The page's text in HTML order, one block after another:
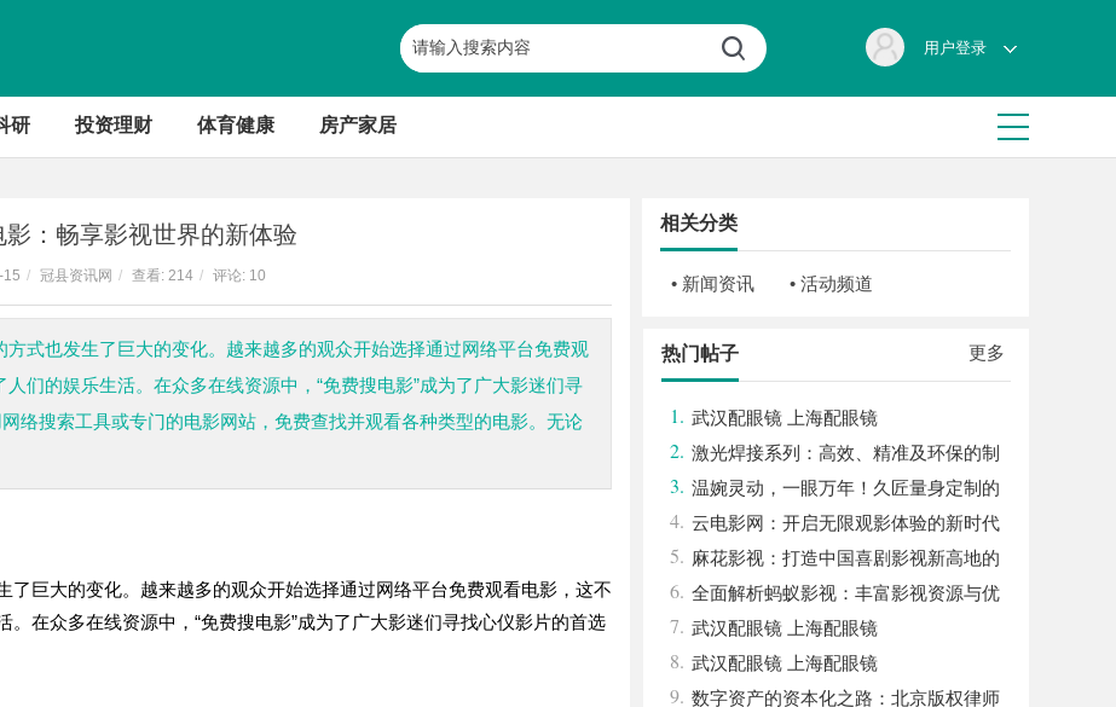
用户登录
研 投资理财 体育健康 房产家居
影：畅享影视世界的新体验
15 / 冠县资讯网 / 查看: 214 / 评论: 10
式也发生了巨大的变化。越来越多的观众开始选择通过网络平台免费观
们的娱乐生活。在众多在线资源中，“免费搜电影”成为了广大影迷们寻
络搜索工具或专门的电影网站，免费查找并观看各种类型的电影。无论
了巨大的变化。越来越多的观众开始选择通过网络平台免费观看电影，这不
在众多在线资源中，“免费搜电影”成为了广大影迷们寻找心仪影片的首选
相关分类
• 新闻资讯 • 活动频道
更多
热门帖子
1. 武汉配眼镜 上海配眼镜
2. 激光焊接系列：高效、精准及环保的制
造解决方案
3. 温婉灵动，一眼万年！久匠量身定制的
眉眼唇，才是你整张脸的点睛之笔！淡颜系
女生的气质加分项
4. 云电影网：开启无限观影体验的新时代
平台
5. 麻花影视：打造中国喜剧影视新高地的
创新典范
6. 全面解析蚂蚁影视：丰富影视资源与优
质观影体验的新时代平台
7. 武汉配眼镜 上海配眼镜
8. 武汉配眼镜 上海配眼镜
9. 数字资产的资本化之路：北京版权律师